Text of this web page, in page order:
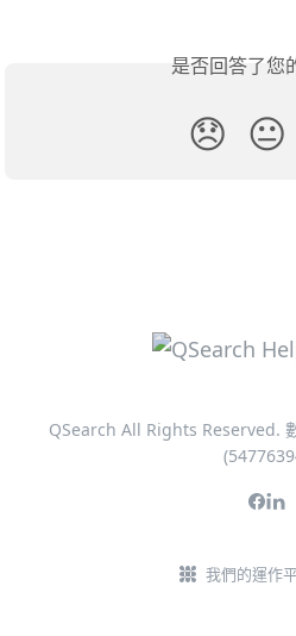
是否回答了您
😞 😐
QSearch All Rights Reserved.
我們的運作